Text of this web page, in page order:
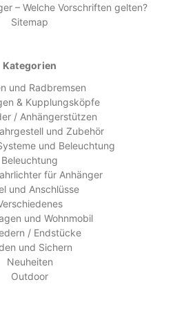
– Welche Vorschriften gelten?
Sitemap
Kategorien
und Radbremsen
& Kupplungsköpfe
/ Anhängerstützen
und Zubehör
und Beleuchtung
Beleuchtung
für Anhänger
und Anschlüsse
und Wohnmobil
/ Endstücke
und Sichern
Neuheiten
Outdoor